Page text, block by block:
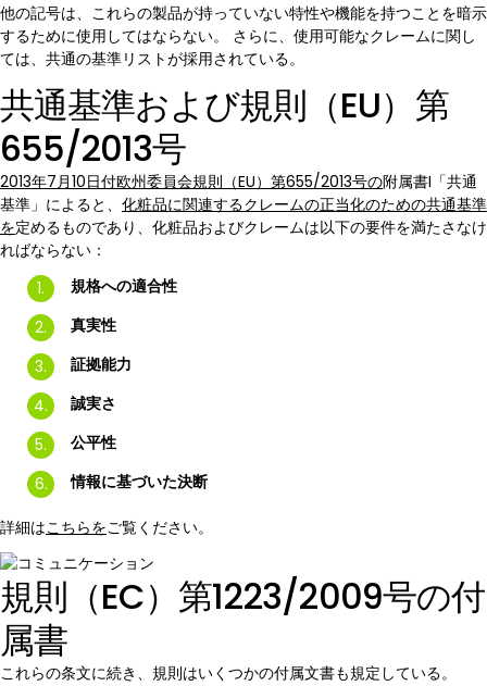
他の記号は、これらの製品が持っていない特性や機能を持つことを暗示
するために使用してはならない。 さらに、使用可能なクレームに関し
ては、共通の基準リストが採用されている。
共通基準および規則（EU）第
655/2013号
2013年7月10日付欧州委員会規則（EU）第655/2013号の附属書I「共通
基準」によると、 化粧品に関連するクレームの正当化のための共通基準
を定めるものであり、化粧品およびクレームは以下の要件を満たさなけ
ればならない：
規格への適合性
真実性
証拠能力
誠実さ
公平性
情報に基づいた決断
詳細はこちらをご覧ください。
規則（EC）第1223/2009号の付
属書
これらの条文に続き、規則はいくつかの付属文書も規定している。